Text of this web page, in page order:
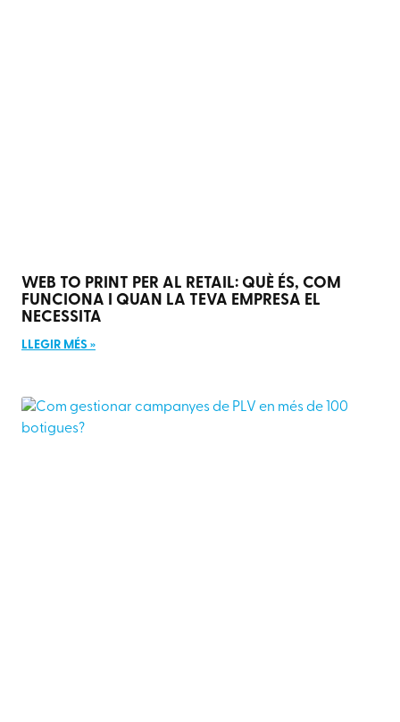
WEB TO PRINT PER AL RETAIL: QUÈ ÉS, COM
FUNCIONA I QUAN LA TEVA EMPRESA EL
NECESSITA
LLEGIR MÉS »